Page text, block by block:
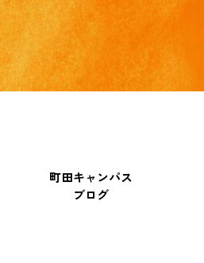
町田キャンパス
ブログ